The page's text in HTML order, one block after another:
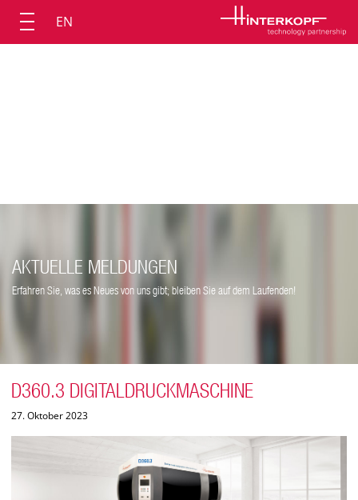
EN
AKTUELLE MELDUNGEN
Erfahren Sie, was es Neues von uns gibt; bleiben Sie auf dem Laufenden!
D360.3 DIGITALDRUCKMASCHINE
27. Oktober 2023